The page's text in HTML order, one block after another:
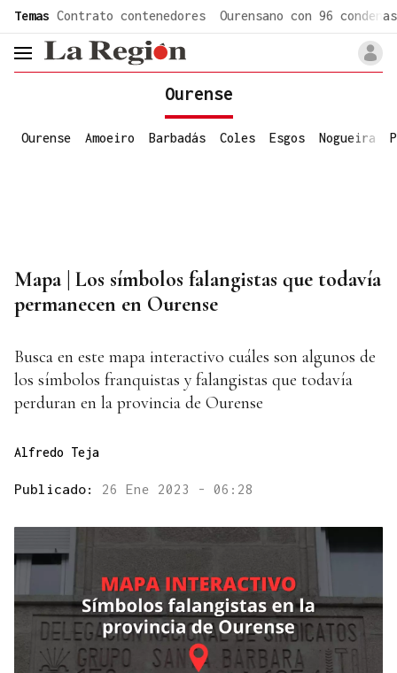
Temas Contrato contenedores Ourensano con 96 condenas
header.menu.open
Ourense
Ourense Amoeiro Barbadás Coles Esgos Nogueira
Mapa | Los símbolos falangistas que todavía
permanecen en Ourense
Busca en este mapa interactivo cuáles son algunos de
los símbolos franquistas y falangistas que todavía
perduran en la provincia de Ourense
Alfredo Teja
Publicado: 26 Ene 2023 - 06:28